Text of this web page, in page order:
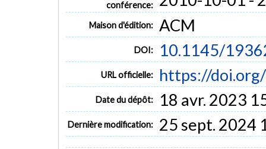
conférence:
Maison d'édition: ACM
DOI: 10.1145/
URL officielle: https://
Date du dépôt: 18 avr. 2023
Dernière modification: 25 sept. 2024